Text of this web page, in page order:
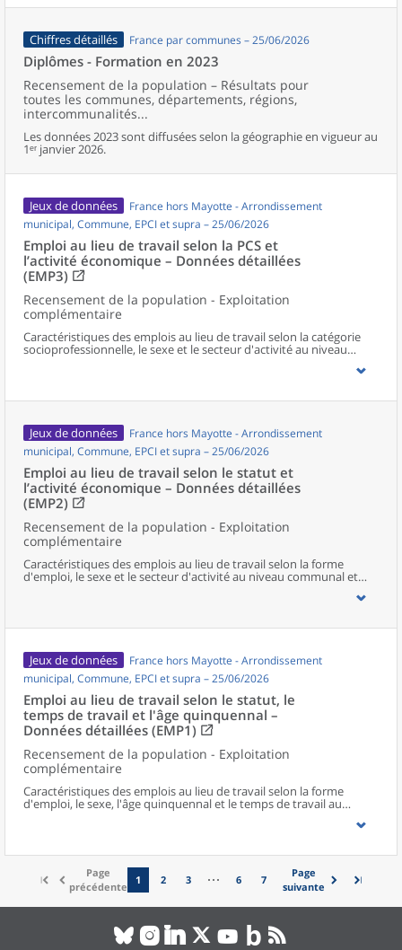
Chiffres détaillés France par communes – 25/06/2026
Diplômes - Formation en 2023
Recensement de la population – Résultats pour
toutes les communes, départements, régions,
intercommunalités...
Les données 2023 sont diffusées selon la géographie en vigueur au
1ᵉʳ janvier 2026.
Jeux de données
France hors Mayotte - Arrondissement
municipal, Commune, EPCI et supra – 25/06/2026
Emploi au lieu de travail selon la PCS et
l’activité économique – Données détaillées
(EMP3)
Recensement de la population - Exploitation
complémentaire
Caractéristiques des emplois au lieu de travail selon la catégorie
socioprofessionnelle, le sexe et le secteur d'activité au niveau
communal et supracommunal pour la France hors Mayotte.
Jeux de données
France hors Mayotte - Arrondissement
municipal, Commune, EPCI et supra – 25/06/2026
Emploi au lieu de travail selon le statut et
l’activité économique – Données détaillées
(EMP2)
Recensement de la population - Exploitation
complémentaire
Caractéristiques des emplois au lieu de travail selon la forme
d'emploi, le sexe et le secteur d'activité au niveau communal et
supracommunal pour la France hors Mayotte.
Jeux de données
France hors Mayotte - Arrondissement
municipal, Commune, EPCI et supra – 25/06/2026
Emploi au lieu de travail selon le statut, le
temps de travail et l'âge quinquennal –
Données détaillées (EMP1)
Recensement de la population - Exploitation
complémentaire
Caractéristiques des emplois au lieu de travail selon la forme
d'emploi, le sexe, l'âge quinquennal et le temps de travail au
niveau communal et supracommunal pour la France hors
Page
précédente
1 2 3 6 7
Page
suivante